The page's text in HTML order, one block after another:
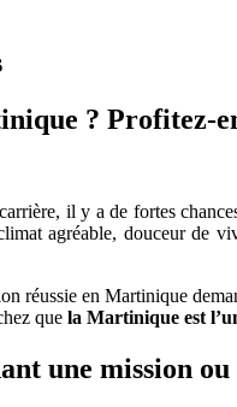
? Profitez-
il y a de fortes
agréable, douceur de
réussie en Martinique
que la Martinique est
une mission